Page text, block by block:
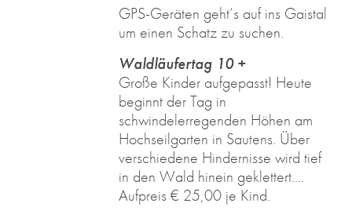
GPS-Geräten geht’s auf ins Gaistal
um einen Schatz zu suchen.
Waldläufertag 10 +
Große Kinder aufgepasst! Heute
beginnt der Tag in
schwindelerregenden Höhen am
Hochseilgarten in Sautens. Über
verschiedene Hindernisse wird tief
in den Wald hinein geklettert….
Aufpreis € 25,00 je Kind.